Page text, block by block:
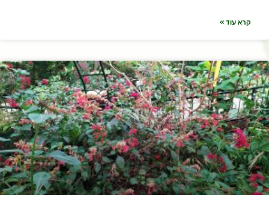
קרא עוד »